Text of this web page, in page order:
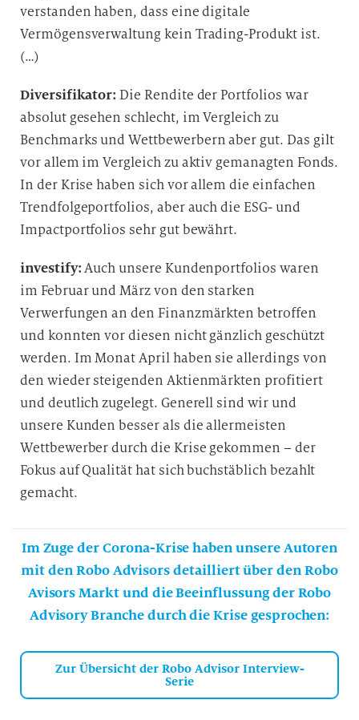
verstanden haben, dass eine digitale
Vermögensverwaltung kein Trading-Produkt ist.
(…)
Diversifikator: Die Rendite der Portfolios war
absolut gesehen schlecht, im Vergleich zu
Benchmarks und Wettbewerbern aber gut. Das gilt
vor allem im Vergleich zu aktiv gemanagten Fonds.
In der Krise haben sich vor allem die einfachen
Trendfolgeportfolios, aber auch die ESG- und
Impactportfolios sehr gut bewährt.
investify:Auch unsere Kundenportfolios waren
im Februar und März von den starken
Verwerfungen an den Finanzmärkten betroffen
und konnten vor diesen nicht gänzlich geschützt
werden. Im Monat April haben sie allerdings von
den wieder steigenden Aktienmärkten profitiert
und deutlich zugelegt. Generell sind wir und
unsere Kunden besser als die allermeisten
Wettbewerber durch die Krise gekommen – der
Fokus auf Qualität hat sich buchstäblich bezahlt
gemacht.
Im Zuge der Corona-Krise haben unsere Autoren
mit den Robo Advisors detailliert über den Robo
Avisors Markt und die Beeinflussung der Robo
Advisory Branche durch die Krise gesprochen:
Zur Übersicht der Robo Advisor Interview-
Serie